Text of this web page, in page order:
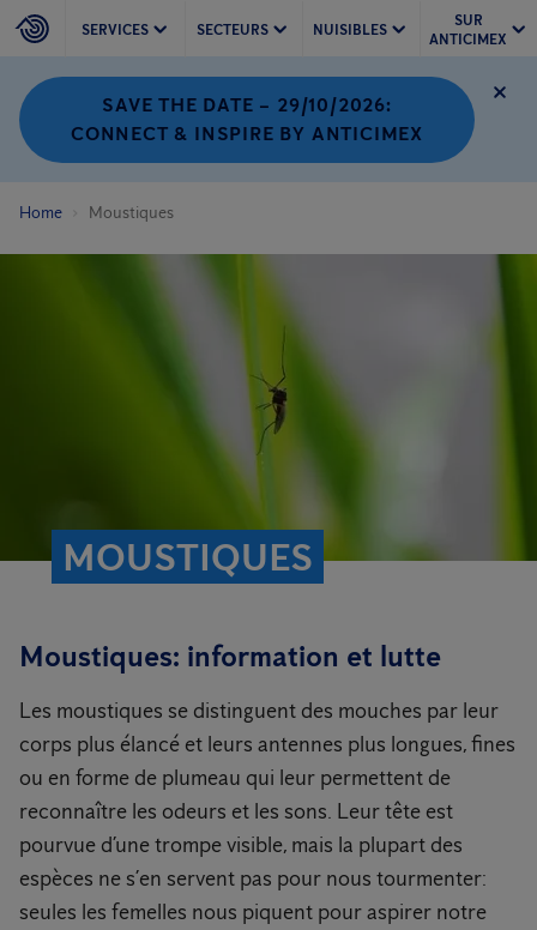
SERVICES SECTEURS NUISIBLES
SUR
ANTICIMEX
SAVE THE DATE – 29/10/2026:
CONNECT & INSPIRE BY ANTICIMEX
Home Moustiques
MOUSTIQUES
Moustiques: information et lutte
Les moustiques se distinguent des mouches par leur
corps plus élancé et leurs antennes plus longues, fines
ou en forme de plumeau qui leur permettent de
reconnaître les odeurs et les sons. Leur tête est
pourvue d’une trompe visible, mais la plupart des
espèces ne s’en servent pas pour nous tourmenter:
seules les femelles nous piquent pour aspirer notre